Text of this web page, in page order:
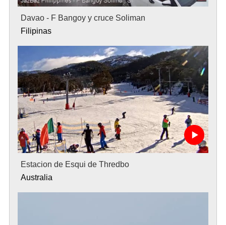
Davao - F Bangoy y cruce Soliman
Filipinas
Estacion de Esqui de Thredbo
Australia